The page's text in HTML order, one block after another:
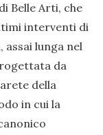
Belle Arti, che
interventi di
assai lunga nel
da
della
in cui la